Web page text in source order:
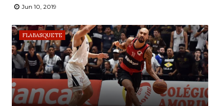
Jun 10, 2019
FLABASQUETE